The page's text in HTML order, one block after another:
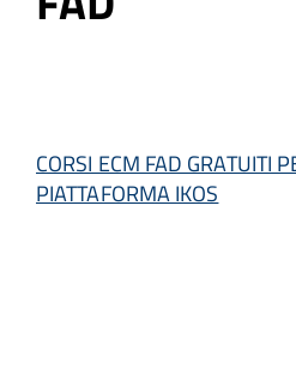
CORSI ECM FAD GRATUITI
PIATTAFORMA IKOS